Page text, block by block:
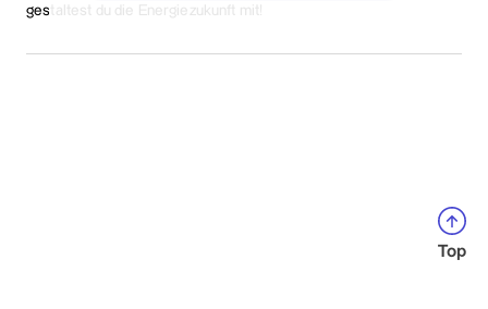
gestaltest du die Energiezukunft mit!​
Top